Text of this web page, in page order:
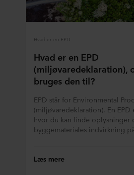
Hvad er en EPD
Hvad er en EPD
(miljøvaredeklaration),
bruges den til?
EPD står for Environmental
(miljøvaredeklaration). En EPD
hvor du kan finde oplysninger
byggemateriales indvirkning
Læs mere